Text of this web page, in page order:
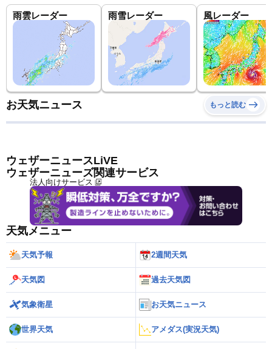
雨雲レーダー 雨雪レーダー 風レーダー
お天気ニュース もっと読む
ウェザーニュースLiVE
ウェザーニューズ関連サービス
法人向けサービス
天気メニュー
天気予報 2週間天気
天気図 過去天気図
気象衛星 お天気ニュース
世界天気 アメダス(実況天気)